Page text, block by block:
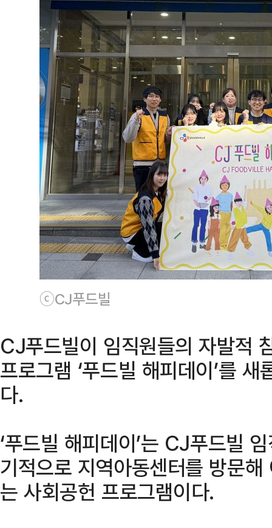
ⓒ CJ푸드빌
CJ푸드빌이 임직원들의 자발적
프로그램 ‘푸드빌 해피데이’를
다.
‘푸드빌 해피데이’는 CJ푸드빌
기적으로 지역아동센터를 방문
는 사회공헌 프로그램이다.